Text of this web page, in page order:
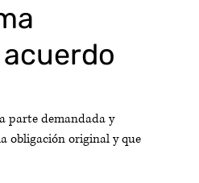
parte demandada y
obligación original y que